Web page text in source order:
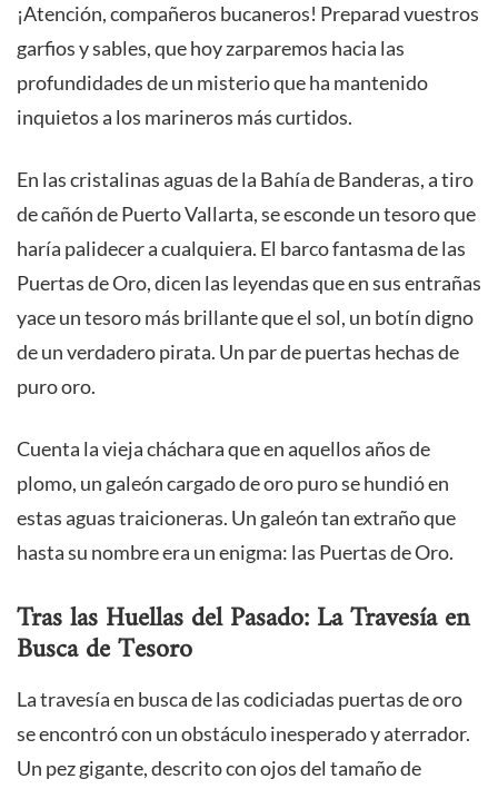
¡Atención, compañeros bucaneros! Preparad vuestros
garfios y sables, que hoy zarparemos hacia las
profundidades de un misterio que ha mantenido
inquietos a los marineros más curtidos.
En las cristalinas aguas de la Bahía de Banderas, a tiro
de cañón de Puerto Vallarta, se esconde un tesoro que
haría palidecer a cualquiera. El barco fantasma de las
Puertas de Oro, dicen las leyendas que en sus entrañas
yace un tesoro más brillante que el sol, un botín digno
de un verdadero pirata. Un par de puertas hechas de
puro oro.
Cuenta la vieja cháchara que en aquellos años de
plomo, un galeón cargado de oro puro se hundió en
estas aguas traicioneras. Un galeón tan extraño que
hasta su nombre era un enigma: las Puertas de Oro.
Tras las Huellas del Pasado: La Travesía en
Busca de Tesoro
La travesía en busca de las codiciadas puertas de oro
se encontró con un obstáculo inesperado y aterrador.
Un pez gigante, descrito con ojos del tamaño de